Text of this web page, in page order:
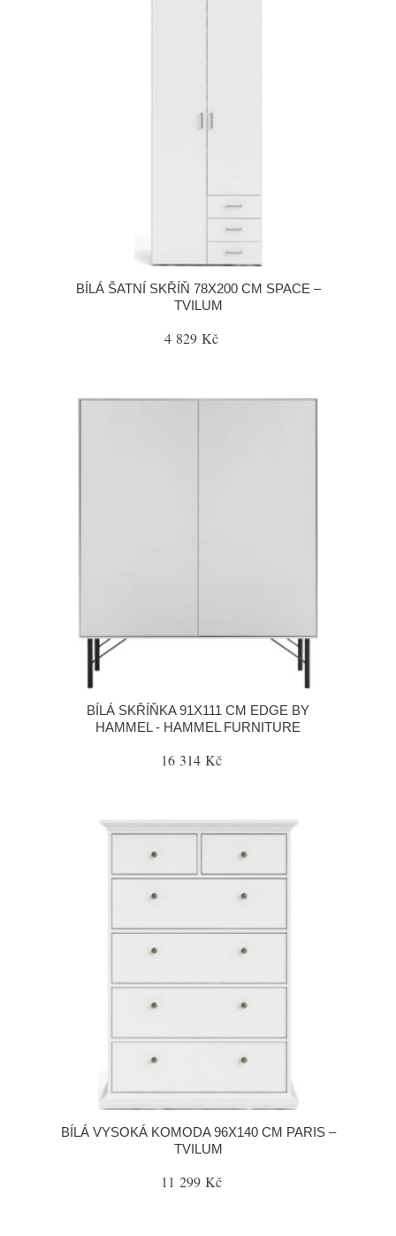
BÍLÁ ŠATNÍ SKŘÍŇ 78X200 CM SPACE –
TVILUM
4 829 Kč
BÍLÁ SKŘÍŇKA 91X111 CM EDGE BY
HAMMEL - HAMMEL FURNITURE
16 314 Kč
BÍLÁ VYSOKÁ KOMODA 96X140 CM PARIS –
TVILUM
11 299 Kč